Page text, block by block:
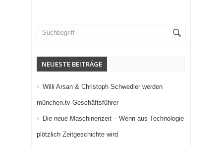
NEUESTE BEITRÄGE
Willi Arsan & Christoph Schwedler werden
münchen.tv-Geschäftsführer
Die neue Maschinenzeit – Wenn aus Technologie
plötzlich Zeitgeschichte wird